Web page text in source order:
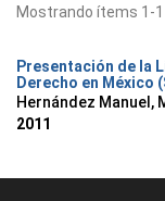
Mostrando ítems 1-1
Presentación de la
Derecho en México
Hernández Manuel,
2011